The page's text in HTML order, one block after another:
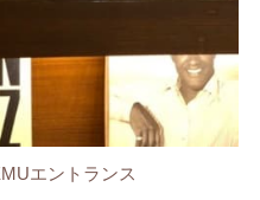
エントランス